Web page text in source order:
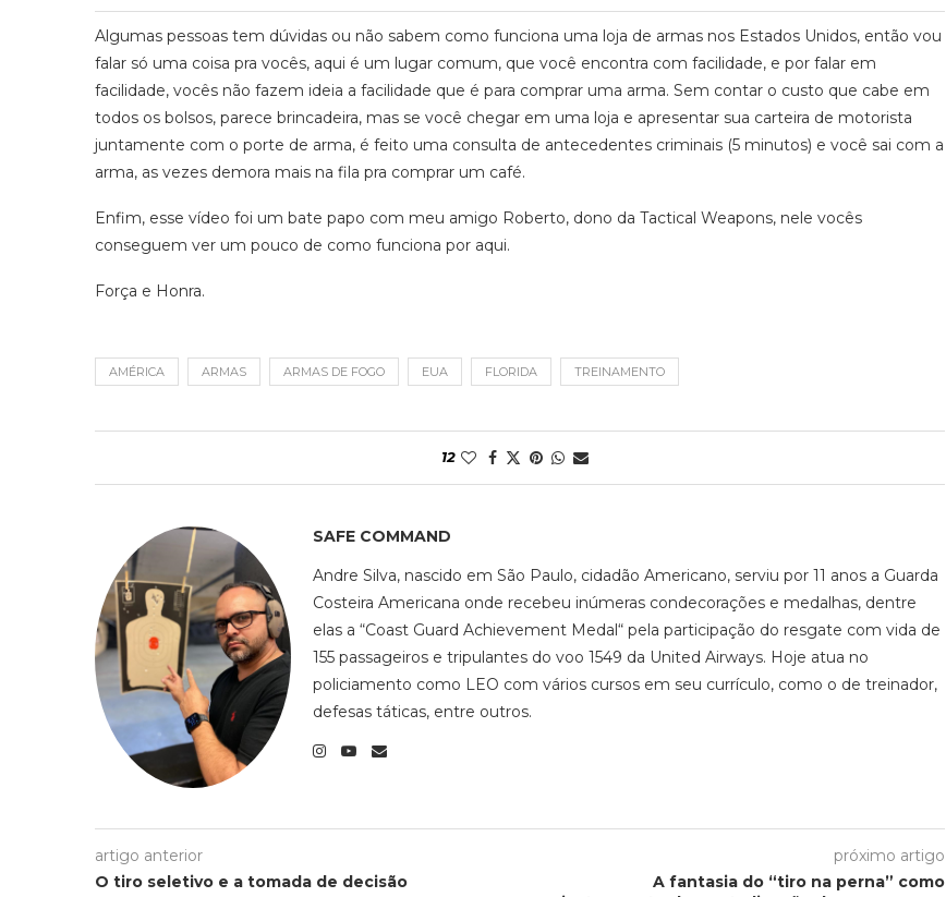
Algumas pessoas tem dúvidas ou não sabem como funciona uma loja de armas nos Estados Unidos, então vou
falar só uma coisa pra vocês, aqui é um lugar comum, que você encontra com facilidade, e por falar em
facilidade, vocês não fazem ideia a facilidade que é para comprar uma arma. Sem contar o custo que cabe em
todos os bolsos, parece brincadeira, mas se você chegar em uma loja e apresentar sua carteira de motorista
juntamente com o porte de arma, é feito uma consulta de antecedentes criminais (5 minutos) e você sai com a
arma, as vezes demora mais na fila pra comprar um café.
Enfim, esse vídeo foi um bate papo com meu amigo Roberto, dono da Tactical Weapons, nele vocês
conseguem ver um pouco de como funciona por aqui.
Força e Honra.
AMÉRICA ARMAS ARMAS DE FOGO EUA FLORIDA TREINAMENTO
12
SAFE COMMAND
Andre Silva, nascido em São Paulo, cidadão Americano, serviu por 11 anos a Guarda
Costeira Americana onde recebeu inúmeras condecorações e medalhas, dentre
elas a “Coast Guard Achievement Medal“ pela participação do resgate com vida de
155 passageiros e tripulantes do voo 1549 da United Airways. Hoje atua no
policiamento como LEO com vários cursos em seu currículo, como o de treinador,
defesas táticas, entre outros.
artigo anterior
O tiro seletivo e a tomada de decisão
próximo artigo
A fantasia do “tiro na perna” como